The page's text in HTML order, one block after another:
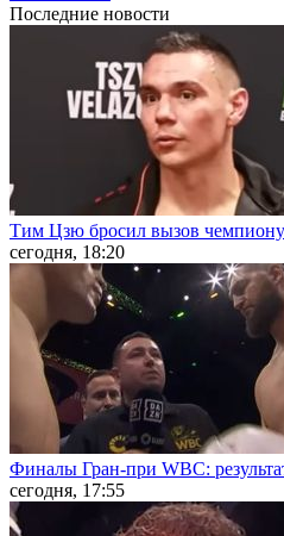
Последние новости
Тим Цзю бросил вызов
сегодня, 18:20
Финалы Гран-при WBC:
сегодня, 17:55